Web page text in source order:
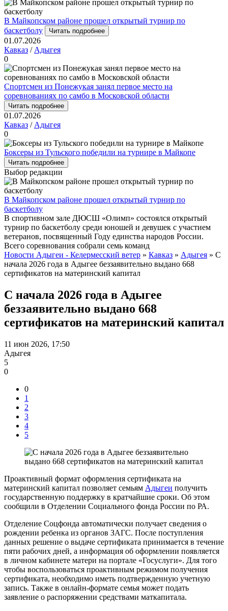
В Майкопском районе прошел открытый турнир по
баскетболу
Читать подробнее
01.07.2026
Кавказ / Адыгея
0
Спортсмен из Понежукая занял первое место на
соревнованиях по самбо в Московской области
Читать подробнее
01.07.2026
Кавказ / Адыгея
0
Боксеры из Тульского победили на турнире в Майкопе
Читать подробнее
Выбор редакции
В Майкопском районе прошел открытый турнир по
баскетболу
В спортивном зале ДЮСШ «Олимп» состоялся открытый
турнир по баскетболу среди юношей и девушек с участием
ветеранов, посвященный Году единства народов России.
Всего соревнования собрали семь команд
Новости Адыгеи - Келермесский ветер » Кавказ » Адыгея » С
начала 2026 года в Адыгее беззаявительно выдано 668
сертификатов на материнский капитал
С начала 2026 года в Адыгее
беззаявительно выдано 668
сертификатов на материнский капитал
11 июн 2026, 17:50
Адыгея
5
0
0
1
2
3
4
5
Проактивный формат оформления сертификата на
материнский капитал позволяет семьям Адыгеи получить
государственную поддержку в кратчайшие сроки. Об этом
сообщили в Отделении Социального фонда России по РА.
Отделение Соцфонда автоматически получает сведения о
рождении ребенка из органов ЗАГС. После поступления
данных решение о выдаче сертификата принимается в течение
пяти рабочих дней, а информация об оформлении появляется
в личном кабинете матери на портале «Госуслуги». Для того
чтобы воспользоваться проактивным режимом получения
сертификата, необходимо иметь подтвержденную учетную
запись. Также в онлайн-формате семья может подать
заявление о распоряжении средствами маткапитала.